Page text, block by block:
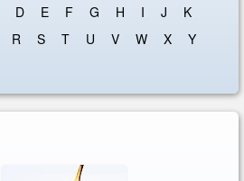
D E F G H I J
K
R S T U V W X
Y